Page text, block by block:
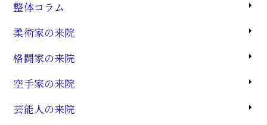
整体コラム
柔術家の来院
格闘家の来院
空手家の来院
芸能人の来院